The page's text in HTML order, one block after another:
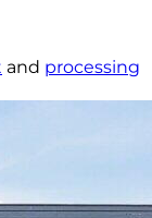
and processing